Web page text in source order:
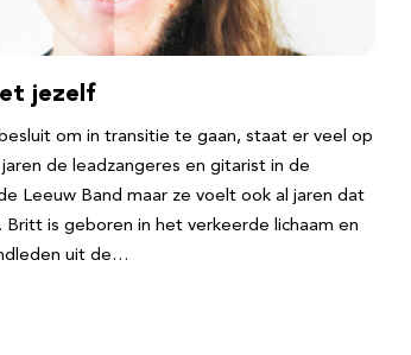
jezelf
om in transitie te gaan, staat er veel op
de leadzangeres en gitarist in de
Leeuw Band maar ze voelt ook al jaren dat
is geboren in het verkeerde lichaam en
uit de…